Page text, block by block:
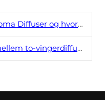
og hvordan virker den?
maskiner og ultralydsgiffuser?